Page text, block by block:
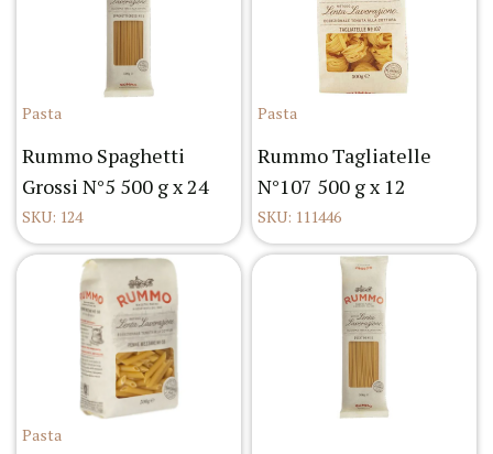
Pasta
Rummo Spaghetti
Grossi N°5 500 g x 24
SKU: 124
Pasta
Rummo Tagliatelle
N°107 500 g x 12
SKU: 111446
Pasta